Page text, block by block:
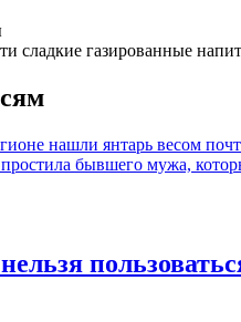
сладкие газированные
нашли янтарь весом
бывшего мужа,